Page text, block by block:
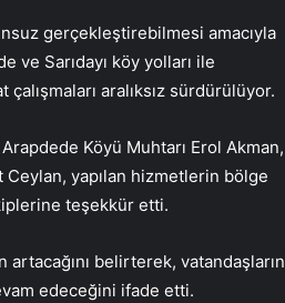
gerçekleştirebilmesi amacıyla
ve Sarıdayı köy yolları ile
aralıksız sürdürülüyor.
Köyü Muhtarı Erol Akman,
Ceylan, yapılan hizmetlerin bölge
teşekkür etti.
belirterek, vatandaşların
edeceğini ifade etti.